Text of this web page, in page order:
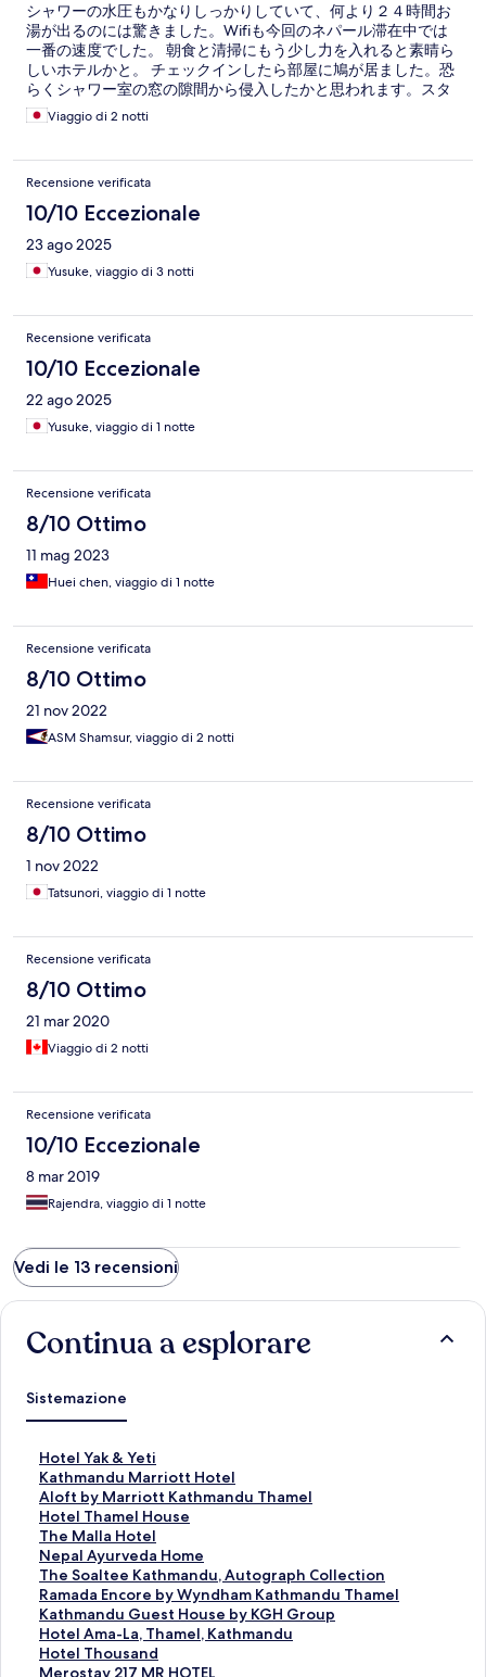
シャワーの水圧もかなりしっかりしていて、何より２４時間お
湯が出るのには驚きました。Wifiも今回のネパール滞在中では
一番の速度でした。 朝食と清掃にもう少し力を入れると素晴ら
しいホテルかと。 チェックインしたら部屋に鳩が居ました。恐
らくシャワー室の窓の隙間から侵入したかと思われます。スタ
ッフの方々の対応は素晴らしかったです。
Viaggio di 2 notti
Recensione verificata
10/10 Eccezionale
23 ago 2025
Yusuke, viaggio di 3 notti
Recensione verificata
10/10 Eccezionale
22 ago 2025
Yusuke, viaggio di 1 notte
Recensione verificata
8/10 Ottimo
11 mag 2023
Huei chen, viaggio di 1 notte
Recensione verificata
8/10 Ottimo
21 nov 2022
ASM Shamsur, viaggio di 2 notti
Recensione verificata
8/10 Ottimo
1 nov 2022
Tatsunori, viaggio di 1 notte
Recensione verificata
8/10 Ottimo
21 mar 2020
Viaggio di 2 notti
Recensione verificata
10/10 Eccezionale
8 mar 2019
Rajendra, viaggio di 1 notte
Vedi le 13 recensioni
Continua a esplorare
Sistemazione
Hotel Yak & Yeti
L
i
n
k
c
h
e
a
p
r
e
l
Kathmandu Marriott Hotel
L
i
n
k
c
h
e
a
p
r
e
Aloft by Marriott Kathmandu Thamel
L
i
n
k
c
h
e
a
p
r
Hotel Thamel House
L
i
n
k
c
h
e
a
p
The Malla Hotel
L
i
n
k
c
h
e
a
Nepal Ayurveda Home
L
i
n
k
c
h
e
The Soaltee Kathmandu, Autograph Collection
L
i
n
k
c
h
Ramada Encore by Wyndham Kathmandu Thamel
L
i
n
k
c
Kathmandu Guest House by KGH Group
L
i
n
k
Hotel Ama-La, Thamel, Kathmandu
L
i
n
Hotel Thousand
L
iMerostay 217 MR HOTEL
L